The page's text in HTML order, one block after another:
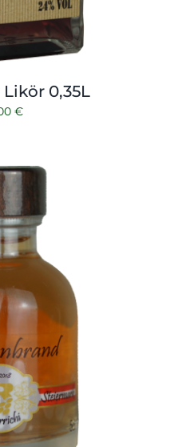
0,35L
€